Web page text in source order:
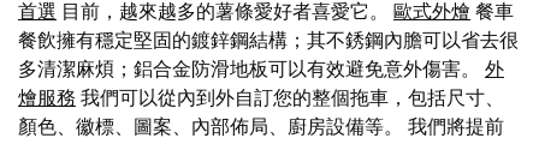
首選 目前，越來越多的薯條愛好者喜愛它。 歐式外燴 餐車
餐飲擁有穩定堅固的鍍鋅鋼結構；其不銹鋼內膽可以省去很
多清潔麻煩；鋁合金防滑地板可以有效避免意外傷害。 外
燴服務 我們可以從內到外自訂您的整個拖車，包括尺寸、
顏色、徽標、圖案、內部佈局、廚房設備等。 我們將提前